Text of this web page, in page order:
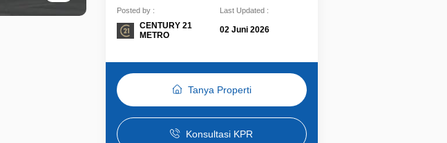
Posted by :
CENTURY 21
METRO
Last Updated :
02 Juni 2026
Tanya Properti
Konsultasi KPR